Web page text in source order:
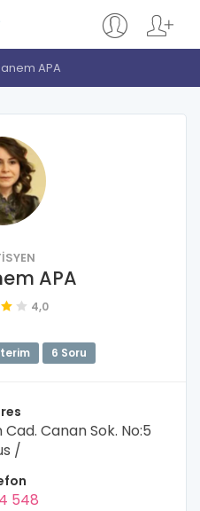
APA
APA
4,0
6 Soru
Canan Sok. No:5
/
548